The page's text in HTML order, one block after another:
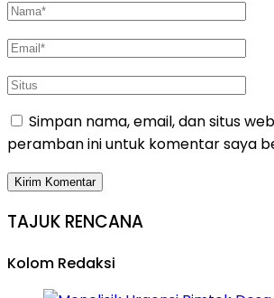
Simpan nama, email, dan situs
peramban ini untuk komentar saya
TAJUK RENCANA
Kolom Redaksi